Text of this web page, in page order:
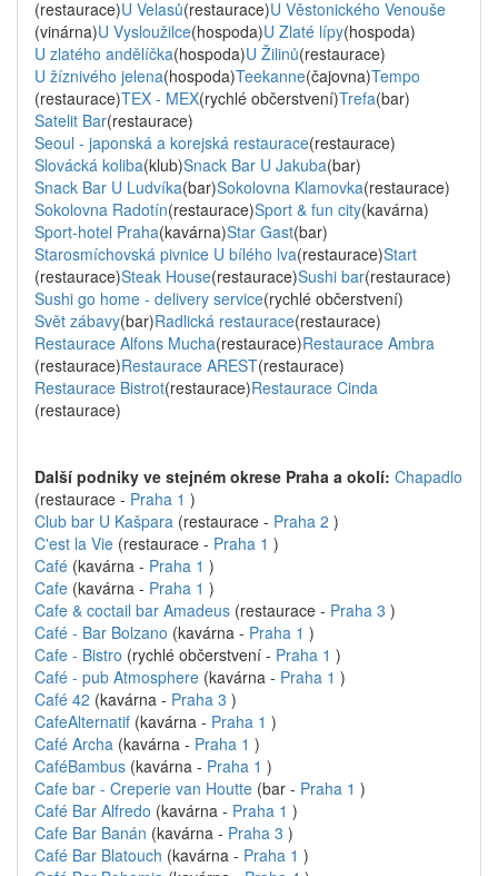
(restaurace)U Velasů(restaurace)U Věstonického Venouše
(vinárna)U Vysloužilce(hospoda)U Zlaté lípy(hospoda)
U zlatého andělíčka(hospoda)U Žilinů(restaurace)
U žíznivého jelena(hospoda)Teekanne(čajovna)Tempo
(restaurace)TEX - MEX(rychlé občerstvení)Trefa(bar)
Satelit Bar(restaurace)
Seoul - japonská a korejská restaurace(restaurace)
Slovácká koliba(klub)Snack Bar U Jakuba(bar)
Snack Bar U Ludvíka(bar)Sokolovna Klamovka(restaurace)
Sokolovna Radotín(restaurace)Sport & fun city(kavárna)
Sport-hotel Praha(kavárna)Star Gast(bar)
Starosmíchovská pivnice U bílého lva(restaurace)Start
(restaurace)Steak House(restaurace)Sushi bar(restaurace)
Sushi go home - delivery service(rychlé občerstvení)
Svět zábavy(bar)Radlická restaurace(restaurace)
Restaurace Alfons Mucha(restaurace)Restaurace Ambra
(restaurace)Restaurace AREST(restaurace)
Restaurace Bistrot(restaurace)Restaurace Cinda
(restaurace)
Další podniky ve stejném okrese Praha a okolí: Chapadlo
(restaurace - Praha 1 )
Club bar U Kašpara (restaurace - Praha 2 )
C'est la Vie (restaurace - Praha 1 )
Café (kavárna - Praha 1 )
Cafe (kavárna - Praha 1 )
Cafe & coctail bar Amadeus (restaurace - Praha 3 )
Café - Bar Bolzano (kavárna - Praha 1 )
Cafe - Bistro (rychlé občerstvení - Praha 1 )
Café - pub Atmosphere (kavárna - Praha 1 )
Café 42 (kavárna - Praha 3 )
CafeAlternatif (kavárna - Praha 1 )
Café Archa (kavárna - Praha 1 )
CaféBambus (kavárna - Praha 1 )
Cafe bar - Creperie van Houtte (bar - Praha 1 )
Café Bar Alfredo (kavárna - Praha 1 )
Cafe Bar Banán (kavárna - Praha 3 )
Café Bar Blatouch (kavárna - Praha 1 )